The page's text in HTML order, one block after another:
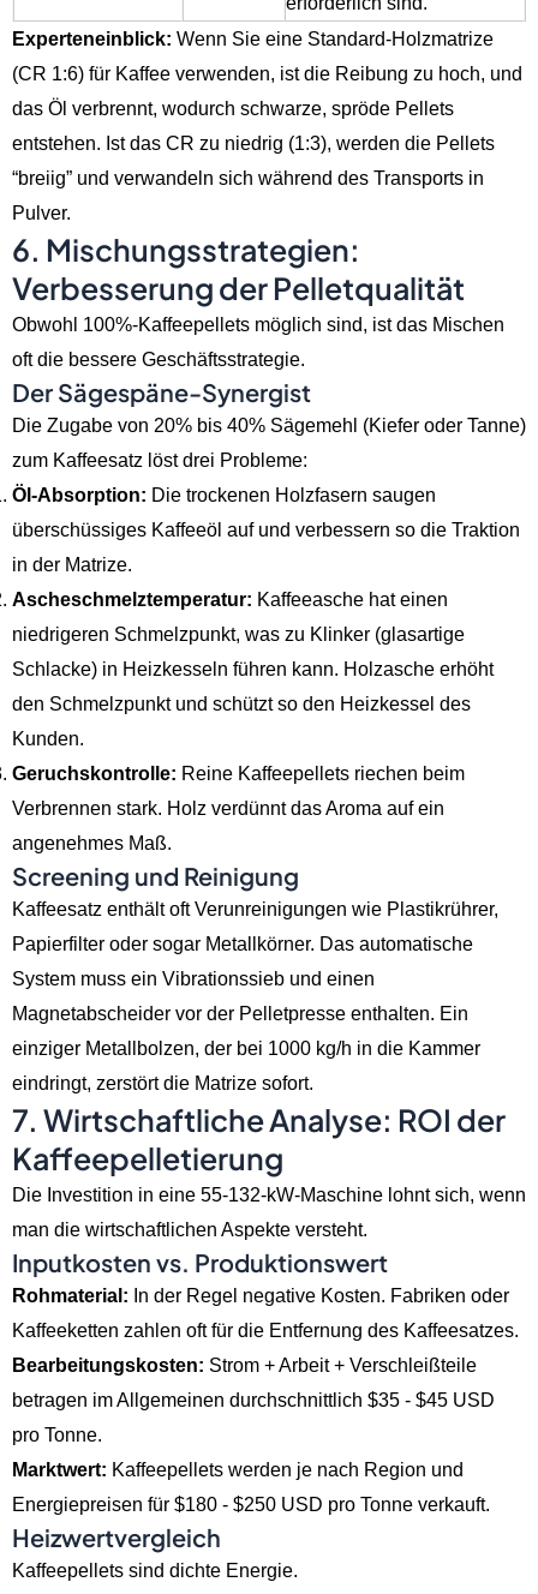
Experteneinblick: Wenn Sie eine Standard-Holzmatrize
(CR 1:6) für Kaffee verwenden, ist die Reibung zu hoch, und
das Öl verbrennt, wodurch schwarze, spröde Pellets
entstehen. Ist das CR zu niedrig (1:3), werden die Pellets
“breiig” und verwandeln sich während des Transports in
Pulver.
6. Mischungsstrategien:
Verbesserung der Pelletqualität
Obwohl 100%-Kaffeepellets möglich sind, ist das Mischen
oft die bessere Geschäftsstrategie.
Der Sägespäne-Synergist
Die Zugabe von 20% bis 40% Sägemehl (Kiefer oder Tanne)
zum Kaffeesatz löst drei Probleme:
Öl-Absorption: Die trockenen Holzfasern saugen
überschüssiges Kaffeeöl auf und verbessern so die Traktion
in der Matrize.
Ascheschmelztemperatur: Kaffeeasche hat einen
niedrigeren Schmelzpunkt, was zu Klinker (glasartige
Schlacke) in Heizkesseln führen kann. Holzasche erhöht
den Schmelzpunkt und schützt so den Heizkessel des
Kunden.
Geruchskontrolle: Reine Kaffeepellets riechen beim
Verbrennen stark. Holz verdünnt das Aroma auf ein
angenehmes Maß.
Screening und Reinigung
Kaffeesatz enthält oft Verunreinigungen wie Plastikrührer,
Papierfilter oder sogar Metallkörner. Das automatische
System muss ein Vibrationssieb und einen
Magnetabscheider vor der Pelletpresse enthalten. Ein
einziger Metallbolzen, der bei 1000 kg/h in die Kammer
eindringt, zerstört die Matrize sofort.
7. Wirtschaftliche Analyse: ROI der
Kaffeepelletierung
Die Investition in eine 55-132-kW-Maschine lohnt sich, wenn
man die wirtschaftlichen Aspekte versteht.
Inputkosten vs. Produktionswert
Rohmaterial: In der Regel negative Kosten. Fabriken oder
Kaffeeketten zahlen oft für die Entfernung des Kaffeesatzes.
Bearbeitungskosten: Strom + Arbeit + Verschleißteile
betragen im Allgemeinen durchschnittlich $35 - $45 USD
pro Tonne.
Marktwert: Kaffeepellets werden je nach Region und
Energiepreisen für $180 - $250 USD pro Tonne verkauft.
Heizwertvergleich
Kaffeepellets sind dichte Energie.